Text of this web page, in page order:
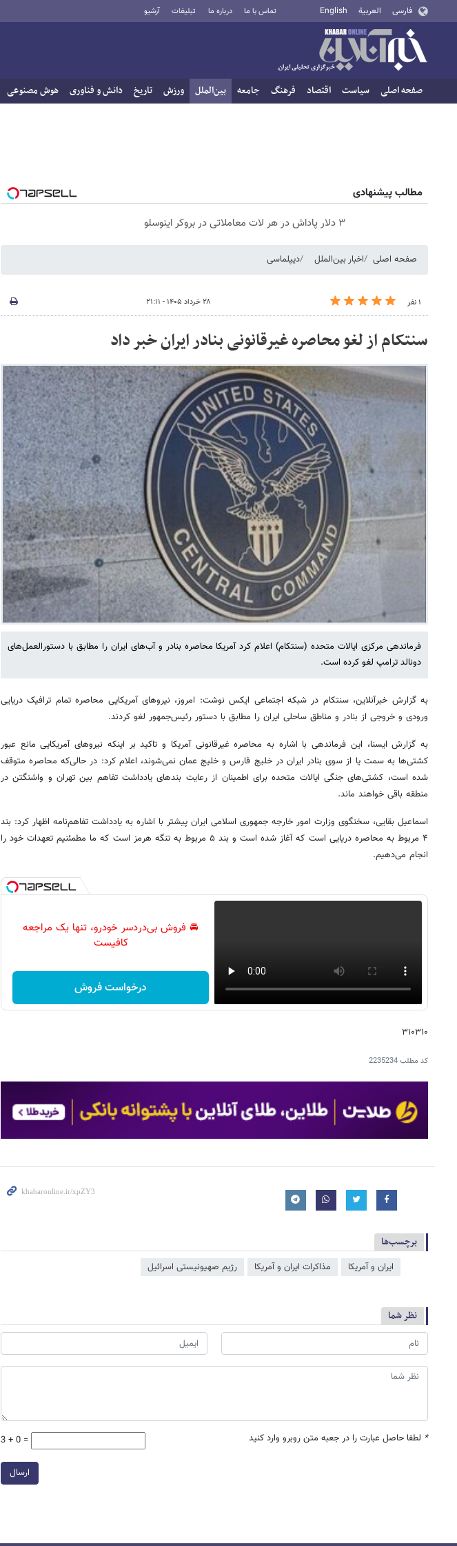
فارسی العربية English تماس با ما درباره ما تبلیغات آرشیو
صفحه اصلی سیاست اقتصاد فرهنگ جامعه بین‌الملل ورزش تاریخ دانش و فناوری هوش مصنوعی
مطالب پیشنهادی
۳ دلار پاداش در هر لات معاملاتی در بروکر اینوسلو
صفحه اصلی اخبار بین‌الملل دیپلماسی
۱ نفر ۲۸ خرداد ۱۴۰۵ - ۲۱:۱۱
سنتکام از لغو محاصره غیرقانونی بنادر ایران خبر داد
فرماندهی مرکزی ایالات متحده (سنتکام) اعلام کرد آمریکا محاصره بنادر و آب‌های ایران را مطابق با دستورالعمل‌های
دونالد ترامپ لغو کرده است.
به گزارش خبرآنلاین، سنتکام در شبکه اجتماعی ایکس نوشت: امروز، نیروهای آمریکایی محاصره تمام ترافیک دریایی
ورودی و خروجی از بنادر و مناطق ساحلی ایران را مطابق با دستور رئیس‌جمهور لغو کردند.
به گزارش ایسنا، این فرماندهی با اشاره به محاصره غیرقانونی آمریکا و تاکید بر اینکه نیروهای آمریکایی مانع عبور
کشتی‌ها به سمت یا از سوی بنادر ایران در خلیج فارس و خلیج عمان نمی‌شوند، اعلام کرد: در حالی‌که محاصره متوقف
شده است، کشتی‌های جنگی ایالات متحده برای اطمینان از رعایت بندهای یادداشت تفاهم بین تهران و واشنگتن در
منطقه باقی خواهند ماند.
اسماعیل بقایی، سخنگوی وزارت امور خارجه جمهوری اسلامی ایران پیشتر با اشاره به یادداشت تفاهم‌نامه اظهار کرد: بند
۴ مربوط به محاصره دریایی است که آغاز شده است و بند ۵ مربوط به تنگه هرمز است که ما مطمئنیم تعهدات خود را
انجام می‌دهیم.
🚘 فروش بی‌دردسر خودرو، تنها یک مراجعه
کافیست
درخواست فروش
۳۱۰۳۱۰
کد مطلب2235234
برچسب‌ها
ایران و آمریکا مذاکرات ایران و آمریکا رژیم صهیونیستی اسرائیل
نظر شما
* لطفا حاصل عبارت را در جعبه متن روبرو وارد کنید 3 + 0 =
ارسال